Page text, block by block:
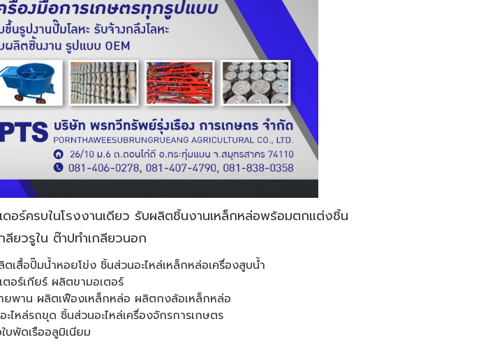
อร์ครบในโรงงานเดียว รับผลิตชิ้นงานเหล็กหล่อพร้อมตกแต่งชิ้น
ลียวรูใน ต๊าปทำเกลียวนอก
สื้อปั๊มน้ำหอยโข่ง ชิ้นส่วนอะไหล่เหล็กหล่อเครื่องสูบน้ำ
อร์เกียร์ ผลิตขามอเตอร์
พาน ผลิตเฟืองเหล็กหล่อ ผลิตกงล้อเหล็กหล่อ
ไหล่รถขุด ชิ้นส่วนอะไหล่เครื่องจักรการเกษตร
บพัดเรืออลูมิเนียม